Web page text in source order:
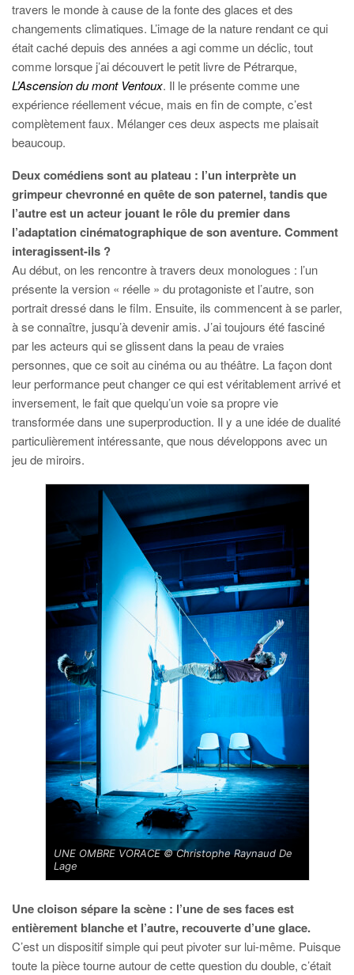
travers le monde à cause de la fonte des glaces et des
changements climatiques. L’image de la nature rendant ce qui
était caché depuis des années a agi comme un déclic, tout
comme lorsque j’ai découvert le petit livre de Pétrarque,
L’Ascension du mont Ventoux. Il le présente comme une
expérience réellement vécue, mais en fin de compte, c’est
complètement faux. Mélanger ces deux aspects me plaisait
beaucoup.
Deux comédiens sont au plateau : l’un interprète un
grimpeur chevronné en quête de son paternel, tandis que
l’autre est un acteur jouant le rôle du premier dans
l’adaptation cinématographique de son aventure. Comment
interagissent-ils ?
Au début, on les rencontre à travers deux monologues : l’un
présente la version « réelle » du protagoniste et l’autre, son
portrait dressé dans le film. Ensuite, ils commencent à se parler,
à se connaître, jusqu’à devenir amis. J’ai toujours été fasciné
par les acteurs qui se glissent dans la peau de vraies
personnes, que ce soit au cinéma ou au théâtre. La façon dont
leur performance peut changer ce qui est véritablement arrivé et
inversement, le fait que quelqu’un voie sa propre vie
transformée dans une superproduction. Il y a une idée de dualité
particulièrement intéressante, que nous développons avec un
jeu de miroirs.
UNE OMBRE VORACE © Christophe Raynaud De
Lage
Une cloison sépare la scène : l’une de ses faces est
entièrement blanche et l’autre, recouverte d’une glace.
C’est un dispositif simple qui peut pivoter sur lui-même. Puisque
toute la pièce tourne autour de cette question du double, c’était